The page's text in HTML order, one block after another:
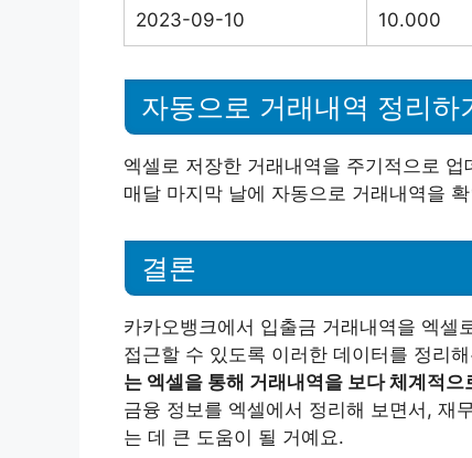
2023-09-10 10.000
자동으로 거래내역 정리하
엑셀로 저장한 거래내역을 주기적으로
매달 마지막 날에 자동으로 거래내역을
결론
카카오뱅크에서 입출금 거래내역을 엑셀
접근할 수 있도록 이러한 데이터를 정리
는 엑셀을 통해 거래내역을 보다 체계적
금융 정보를 엑셀에서 정리해 보면서, 재
는 데 큰 도움이 될 거예요.